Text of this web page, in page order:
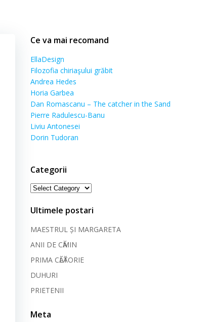
Ce va mai recomand
EllaDesign
Filozofia chiriaşului grăbit
Andrea Hedes
Horia Garbea
Dan Romascanu – The catcher in the Sand
Pierre Radulescu-Banu
Liviu Antonesei
Dorin Tudoran
Categorii
Categorii
Ultimele postari
MAESTRUL ȘI MARGARETA
ANII DE CӐMIN
PRIMA CӐLӐTORIE
DUHURI
PRIETENII
Meta